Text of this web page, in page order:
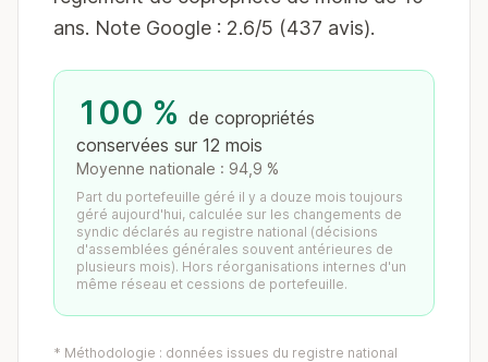
ans. Note Google : 2.6/5 (437 avis).
100 % de copropriétés
conservées sur 12 mois
Moyenne nationale : 94,9 %
Part du portefeuille géré il y a douze mois toujours
géré aujourd'hui, calculée sur les changements de
syndic déclarés au registre national (décisions
d'assemblées générales souvent antérieures de
plusieurs mois). Hors réorganisations internes d'un
même réseau et cessions de portefeuille.
* Méthodologie : données issues du registre national